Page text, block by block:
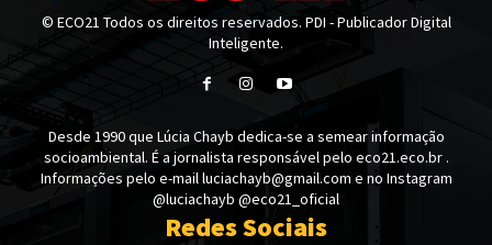
© ECO21 Todos os direitos reservados. PDI - Publicador Digital
Inteligente.
Desde 1990 que Lúcia Chayb dedica-se a semear informação
socioambiental. É a jornalista responsável pelo eco21.eco.br .
Informações pelo e-mail luciachayb@gmail.com e no Instagram
@luciachayb @eco21_oficial
Redes Sociais